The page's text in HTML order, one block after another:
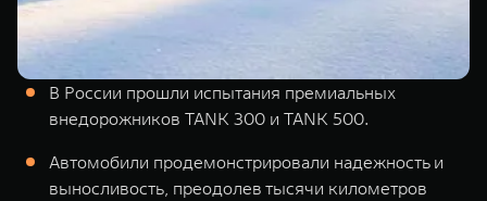
TANK 500
Веди за собой
от 6 499 000 ₽
TANK 700
Сила
от 10 199
TANK Лизинг
TANK Страхование
Цифровые сервисы TANK
Подписки
В России прошли испытания премиальных
внедорожников TANK 300 и TANK 500.
Автомобили продемонстрировали надежность и
выносливость, преодолев тысячи километров